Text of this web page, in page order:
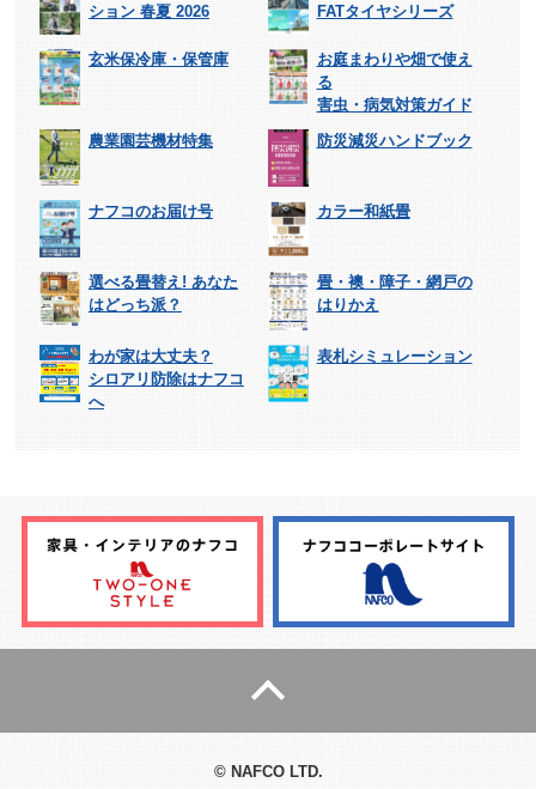
ション 春夏 2026
FATタイヤシリーズ
玄米保冷庫・保管庫
お庭まわりや畑で使え
る
害虫・病気対策ガイド
農業園芸機材特集
防災減災ハンドブック
ナフコのお届け号 カラー和紙畳
選べる畳替え! あなた
はどっち派？
畳・襖・障子・網戸の
はりかえ
わが家は大丈夫？
シロアリ防除はナフコ
へ
表札シミュレーション
© NAFCO LTD.